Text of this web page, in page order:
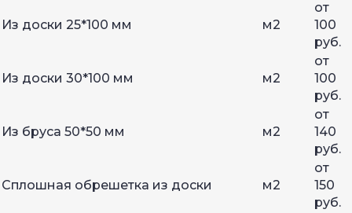
Из доски 25*100 мм м2
от
100
руб.
Из доски 30*100 мм м2
от
100
руб.
Из бруса 50*50 мм м2
от
140
руб.
Сплошная обрешетка из доски м2
от
150
руб.